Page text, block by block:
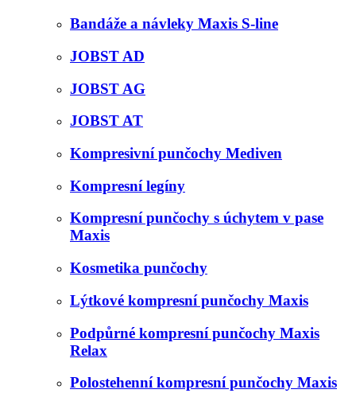
Bandáže a návleky Maxis S-line
JOBST AD
JOBST AG
JOBST AT
Kompresivní punčochy Mediven
Kompresní legíny
Kompresní punčochy s úchytem v pase
Maxis
Kosmetika punčochy
Lýtkové kompresní punčochy Maxis
Podpůrné kompresní punčochy Maxis
Relax
Polostehenní kompresní punčochy Maxis